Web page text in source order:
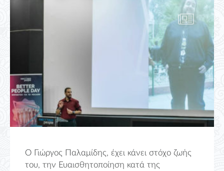
Ο Γιώργος Παλαμίδης, έχει κάνει στόχο ζωής
του, την Ευαισθητοποίηση κατά της